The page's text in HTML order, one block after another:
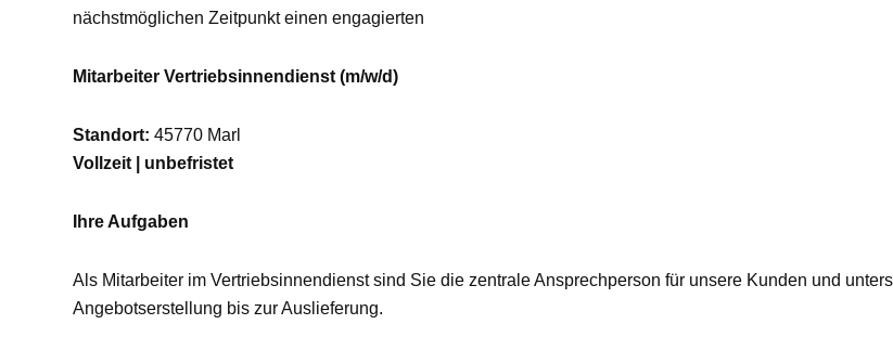
nächstmöglichen Zeitpunkt einen engagierten
Mitarbeiter Vertriebsinnendienst (m/w/d)
Standort: 45770 Marl
Vollzeit | unbefristet
Ihre Aufgaben
Als Mitarbeiter im Vertriebsinnendienst sind Sie die zentrale Ansprechperson für unsere Kunden und
Angebotserstellung bis zur Auslieferung.